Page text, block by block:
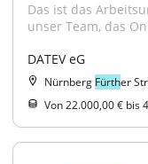
Das ist das
unser Team, das
DATEV eG
Nürnberg Fürther
Von 22.000,00 € bis